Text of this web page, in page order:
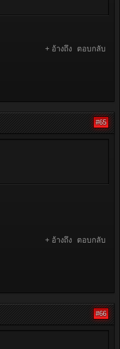
+ อ้างถึง ตอบกลับ
#65
+ อ้างถึง ตอบกลับ
#66